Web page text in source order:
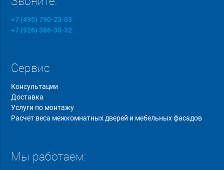
+7 (495) 790-23-03
+7 (926) 386-30-32
Сервис
Консультации
Доставка
Услуги по монтажу
Расчет веса межкомнатных дверей и мебельных фасадов
Мы работаем: